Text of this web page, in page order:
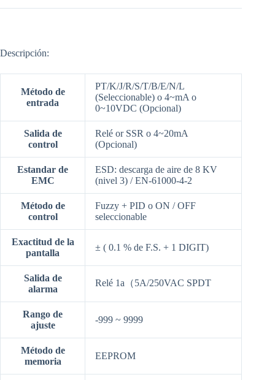
Descripción:
Método de
entrada
PT/K/J/R/S/T/B/E/N/L
(Seleccionable) o 4~mA o
0~10VDC (Opcional)
Salida de
control
Relé or SSR o 4~20mA
(Opcional)
Estandar de
EMC
ESD: descarga de aire de 8 KV
(nivel 3) / EN-61000-4-2
Método de
control
Fuzzy + PID o ON / OFF
seleccionable
Exactitud de la
pantalla
± ( 0.1 % de F.S. + 1 DIGIT)
Salida de
alarma
Relé 1a（5A/250VAC SPDT
Rango de
ajuste
-999 ~ 9999
Método de
memoria
EEPROM